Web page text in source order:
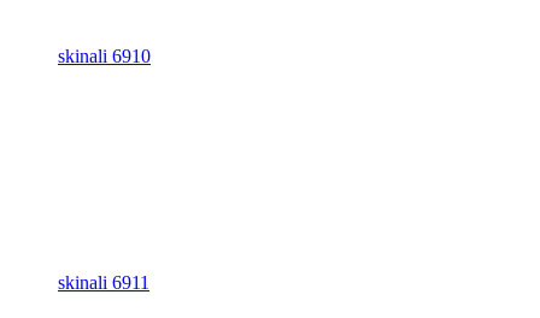
skinali 6910
skinali 6911